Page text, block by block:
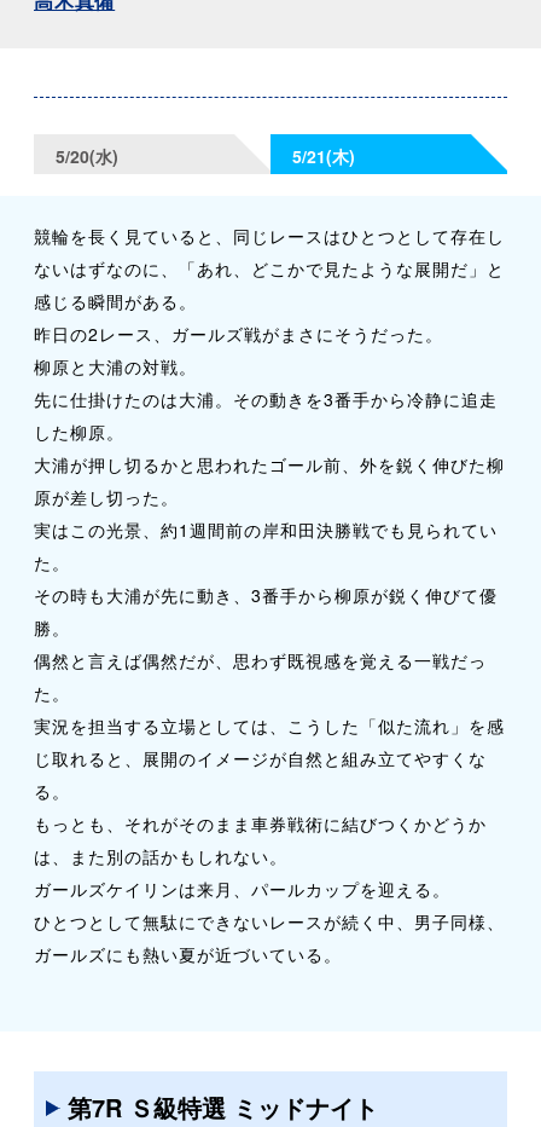
5/20(水) 5/21(木)
競輪を長く見ていると、同じレースはひとつとして存在し
ないはずなのに、「あれ、どこかで見たような展開だ」と
感じる瞬間がある。
昨日の2レース、ガールズ戦がまさにそうだった。
柳原と大浦の対戦。
先に仕掛けたのは大浦。その動きを3番手から冷静に追走
した柳原。
大浦が押し切るかと思われたゴール前、外を鋭く伸びた柳
原が差し切った。
実はこの光景、約1週間前の岸和田決勝戦でも見られてい
た。
その時も大浦が先に動き、3番手から柳原が鋭く伸びて優
勝。
偶然と言えば偶然だが、思わず既視感を覚える一戦だっ
た。
実況を担当する立場としては、こうした「似た流れ」を感
じ取れると、展開のイメージが自然と組み立てやすくな
る。
もっとも、それがそのまま車券戦術に結びつくかどうか
は、また別の話かもしれない。
ガールズケイリンは来月、パールカップを迎える。
ひとつとして無駄にできないレースが続く中、男子同様、
ガールズにも熱い夏が近づいている。
第7R Ｓ級特選 ミッドナイト